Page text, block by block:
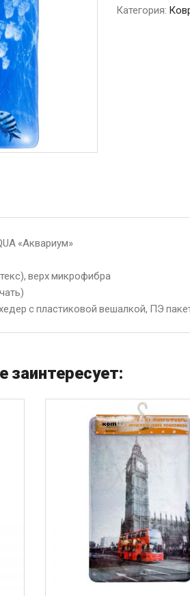
Категория:
«Аквариум»
верх микрофибра
с пластиковой вешалкой, ПЭ